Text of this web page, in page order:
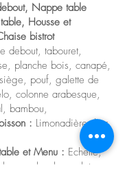
Nappe table
Housse et
bistrot
debout, tabouret,
planche bois, canapé,
pouf, galette de
colonne arabesque,
bambou,
: Limonadière, bar
et Menu : Echelle,
planche, volet,